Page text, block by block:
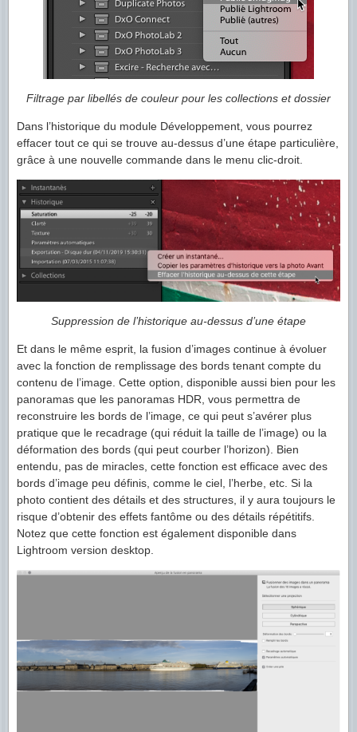
Filtrage par libellés de couleur pour les collections et dossier
Dans l’historique du module Développement, vous pourrez
effacer tout ce qui se trouve au-dessus d’une étape particulière,
grâce à une nouvelle commande dans le menu clic-droit.
Suppression de l’historique au-dessus d’une étape
Et dans le même esprit, la fusion d’images continue à évoluer
avec la fonction de remplissage des bords tenant compte du
contenu de l’image. Cette option, disponible aussi bien pour les
panoramas que les panoramas HDR, vous permettra de
reconstruire les bords de l’image, ce qui peut s’avérer plus
pratique que le recadrage (qui réduit la taille de l’image) ou la
déformation des bords (qui peut courber l’horizon). Bien
entendu, pas de miracles, cette fonction est efficace avec des
bords d’image peu définis, comme le ciel, l’herbe, etc. Si la
photo contient des détails et des structures, il y aura toujours le
risque d’obtenir des effets fantôme ou des détails répétitifs.
Notez que cette fonction est également disponible dans
Lightroom version desktop.